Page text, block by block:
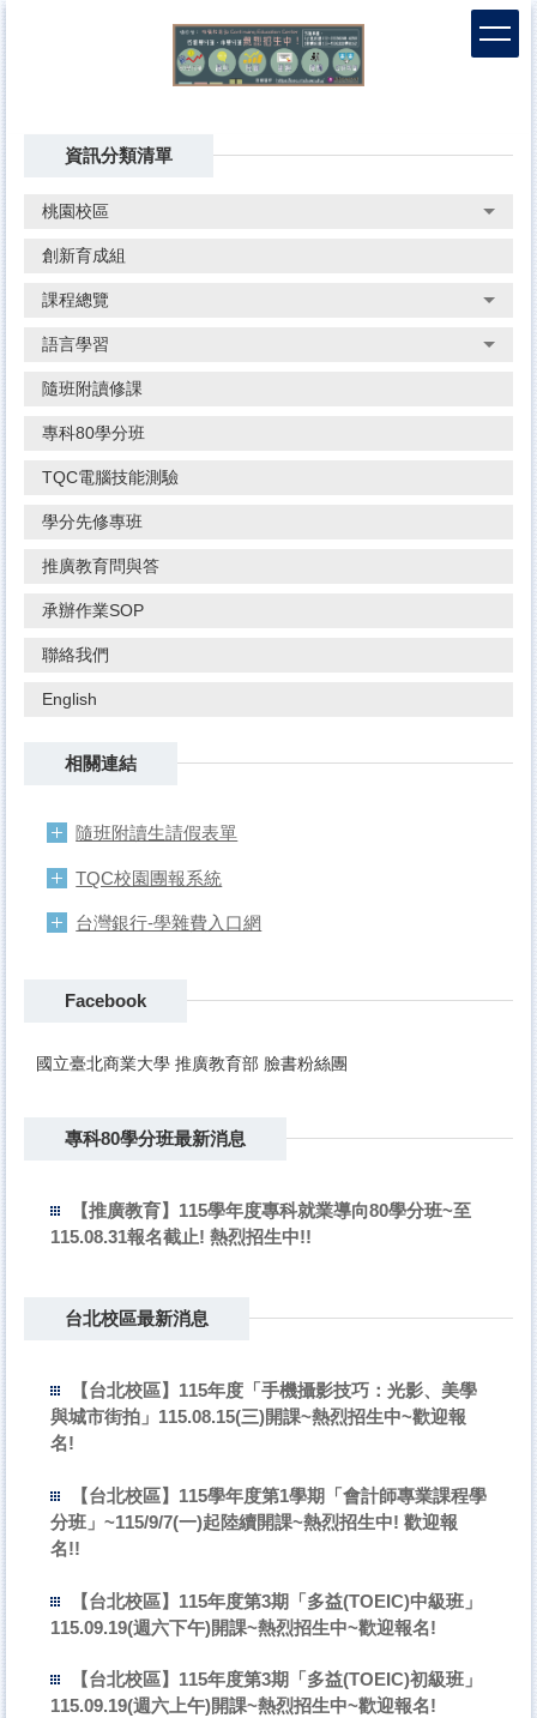
資訊分類清單
桃園校區
創新育成組
課程總覽
語言學習
隨班附讀修課
專科80學分班
TQC電腦技能測驗
學分先修專班
推廣教育問與答
承辦作業SOP
聯絡我們
English
相關連結
隨班附讀生請假表單
TQC校園團報系統
台灣銀行-學雜費入口網
Facebook
國立臺北商業大學 推廣教育部 臉書粉絲團
專科80學分班最新消息
【推廣教育】115學年度專科就業導向80學分班~至
115.08.31報名截止! 熱烈招生中!!
台北校區最新消息
【台北校區】115年度「手機攝影技巧：光影、美學
與城市街拍」115.08.15(三)開課~熱烈招生中~歡迎報
名!
【台北校區】115學年度第1學期「會計師專業課程學
分班」~115/9/7(一)起陸續開課~熱烈招生中! 歡迎報
名!!
【台北校區】115年度第3期「多益(TOEIC)中級班」
115.09.19(週六下午)開課~熱烈招生中~歡迎報名!
【台北校區】115年度第3期「多益(TOEIC)初級班」
115.09.19(週六上午)開課~熱烈招生中~歡迎報名!